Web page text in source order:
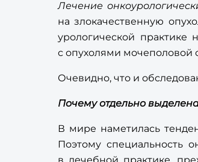
Лечение
на злокачественную
урологической
с опухолями мочеполовой
Очевидно, что и
Почему отдельно
В мире наметилась
Поэтому специальность